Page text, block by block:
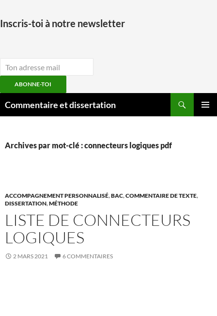
Inscris-toi à notre newsletter
ABONNE-TOI
auCommentaire et dissertation
Archives par mot-clé : connecteurs logiques pdf
ACCOMPAGNEMENT PERSONNALISÉ,BAC,COMMENTAIRE DE TEXTE,
DISSERTATION,MÉTHODE
LISTE DE CONNECTEURS
LOGIQUES
2 MARS 2021 6 COMMENTAIRES